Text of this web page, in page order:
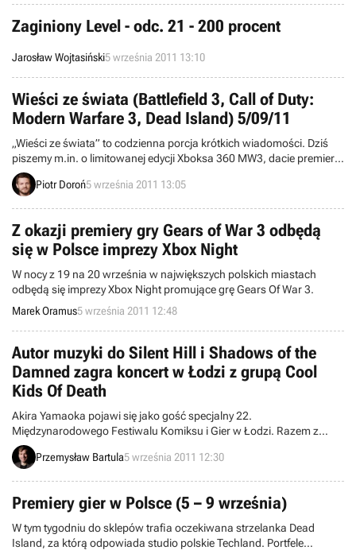
Zaginiony Level - odc. 21 - 200 procent
Jarosław Wojtasiński5 września 2011 13:10
Wieści ze świata (Battlefield 3, Call of Duty:
Modern Warfare 3, Dead Island) 5/09/11
„Wieści ze świata” to codzienna porcja krótkich wiadomości. Dziś
piszemy m.in. o limitowanej edycji Xboksa 360 MW3, dacie premiery
Torchlight MMO, darmowym epizodzie Back to the Future dla
posiadaczy PS3, a także dwupłytowym Battlefield 3 na X360.
Piotr Doroń5 września 2011 13:05
Z okazji premiery gry Gears of War 3 odbędą
się w Polsce imprezy Xbox Night
W nocy z 19 na 20 września w największych polskich miastach
odbędą się imprezy Xbox Night promujące grę Gears Of War 3.
Marek Oramus5 września 2011 12:48
Autor muzyki do Silent Hill i Shadows of the
Damned zagra koncert w Łodzi z grupą Cool
Kids Of Death
Akira Yamaoka pojawi się jako gość specjalny 22.
Międzynarodowego Festiwalu Komiksu i Gier w Łodzi. Razem z
polską grupą Cool Kids Of Death zagra koncert podczas gali 1
października.
Przemysław Bartula5 września 2011 12:30
Premiery gier w Polsce (5 – 9 września)
W tym tygodniu do sklepów trafia oczekiwana strzelanka Dead
Island, za którą odpowiada studio polskie Techland. Portfele